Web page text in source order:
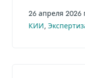
26 апреля 2026
КИИ,